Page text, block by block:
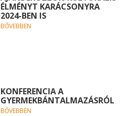
ÉLMÉNYT KARÁCSONYRA
2024-BEN IS
BŐVEBBEN
KONFERENCIA A
GYERMEKBÁNTALMAZÁSRÓL
BŐVEBBEN